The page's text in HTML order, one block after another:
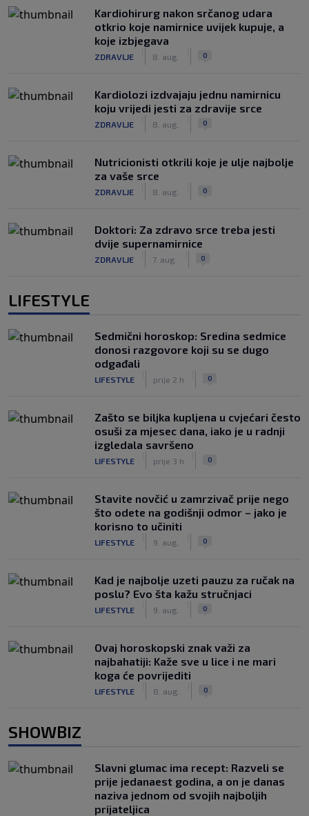
Kardiohirurg nakon srčanog udara
otkrio koje namirnice uvijek kupuje, a
koje izbjegava
ZDRAVLJE 8. aug. 0
Kardiolozi izdvajaju jednu namirnicu
koju vrijedi jesti za zdravije srce
ZDRAVLJE 8. aug. 0
Nutricionisti otkrili koje je ulje najbolje
za vaše srce
ZDRAVLJE 8. aug. 0
Doktori: Za zdravo srce treba jesti
dvije supernamirnice
ZDRAVLJE 7. aug. 0
LIFESTYLE
Sedmični horoskop: Sredina sedmice
donosi razgovore koji su se dugo
odgađali
LIFESTYLE prije 2 h 0
Zašto se biljka kupljena u cvjećari često
osuši za mjesec dana, iako je u radnji
izgledala savršeno
LIFESTYLE prije 3 h 0
Stavite novčić u zamrzivač prije nego
što odete na godišnji odmor – jako je
korisno to učiniti
LIFESTYLE 9. aug. 0
Kad je najbolje uzeti pauzu za ručak na
poslu? Evo šta kažu stručnjaci
LIFESTYLE 9. aug. 0
Ovaj horoskopski znak važi za
najbahatiji: Kaže sve u lice i ne mari
koga će povrijediti
LIFESTYLE 8. aug. 0
SHOWBIZ
Slavni glumac ima recept: Razveli se
prije jedanaest godina, a on je danas
naziva jednom od svojih najboljih
prijateljica